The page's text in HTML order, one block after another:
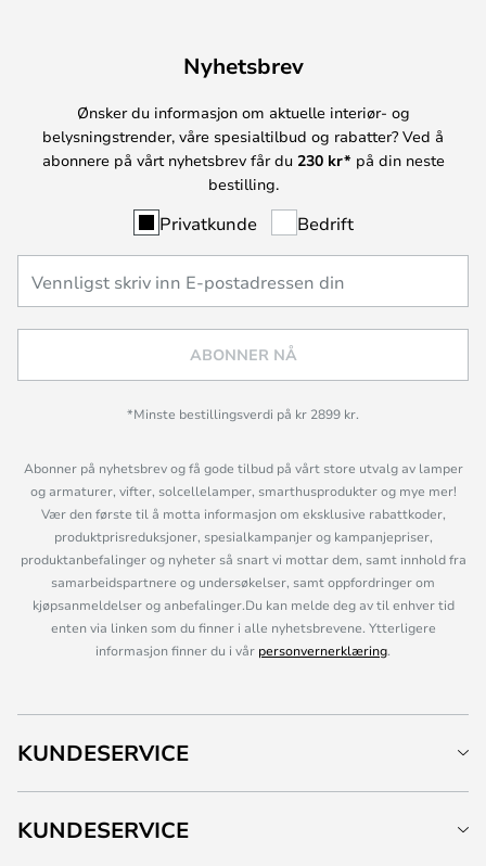
Nyhetsbrev
Ønsker du informasjon om aktuelle interiør- og
belysningstrender, våre spesialtilbud og rabatter? Ved å
abonnere på vårt nyhetsbrev får du 230 kr* på din neste
bestilling.
Privatkunde Bedrift
ABONNER NÅ
*Minste bestillingsverdi på kr 2899 kr.
Abonner på nyhetsbrev og få gode tilbud på vårt store utvalg av lamper
og armaturer, vifter, solcellelamper, smarthusprodukter og mye mer!
Vær den første til å motta informasjon om eksklusive rabattkoder,
produktprisreduksjoner, spesialkampanjer og kampanjepriser,
produktanbefalinger og nyheter så snart vi mottar dem, samt innhold fra
samarbeidspartnere og undersøkelser, samt oppfordringer om
kjøpsanmeldelser og anbefalinger.Du kan melde deg av til enhver tid
enten via linken som du finner i alle nyhetsbrevene. Ytterligere
informasjon finner du i vår personvernerklæring.
KUNDESERVICE
KUNDESERVICE